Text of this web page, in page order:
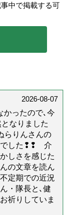
中で掲載する可
2026-08-07
かったので､今
なりました
りんさんの
でした❢❢ 介
しさを感じた
の文章を読ん
定期での近況
・隊長と､健
祈りしていま